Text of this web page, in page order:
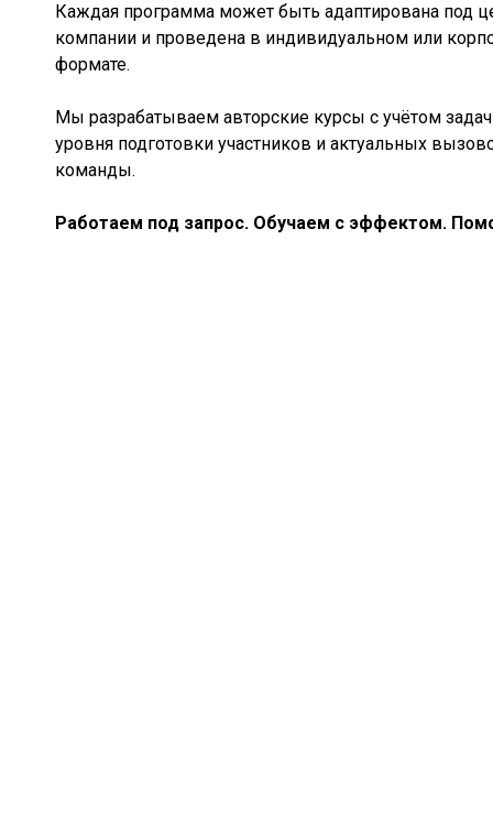
Каждая программа может быть адаптирована под
компании и проведена в индивидуальном или
формате.
Мы разрабатываем авторские курсы с учётом задач
уровня подготовки участников и актуальных
команды.
Работаем под запрос. Обучаем с эффектом.